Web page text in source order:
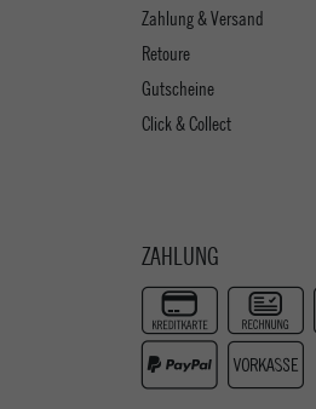
Zahlung & Versand
Retoure
Gutscheine
Click & Collect
ZAHLUNG